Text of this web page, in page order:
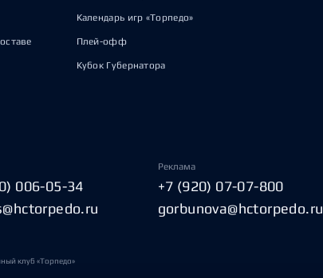
Календарь игр «Торпедо»
Плей-офф
Кубок Губернатора
006-05-34
Реклама
+7 (920) 07-07-800
gorbunova@hctorpedo.ru
клуб «Торпедо»